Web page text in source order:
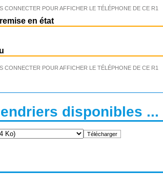
CONNECTER POUR AFFICHER LE TÉLÉPHONE DE CE R1
en état
CONNECTER POUR AFFICHER LE TÉLÉPHONE DE CE R1
disponibles ...